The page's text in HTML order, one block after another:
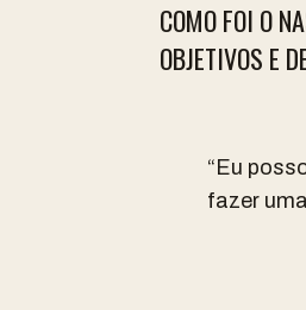
COMO FOI O
OBJETIVOS E
“ Eu
fazer